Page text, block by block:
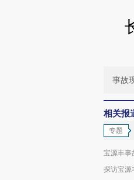
事故
相关报
专题
宝源丰事
探访宝源